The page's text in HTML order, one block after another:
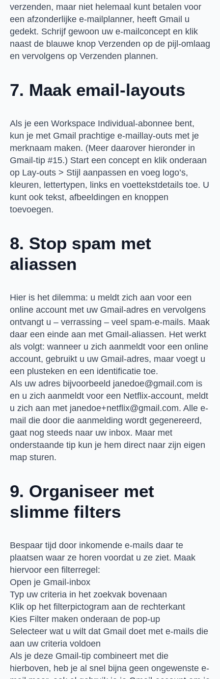
verzenden, maar niet helemaal kunt betalen voor
een afzonderlijke e-mailplanner, heeft Gmail u
gedekt. Schrijf gewoon uw e-mailconcept en klik
naast de blauwe knop Verzenden op de pijl-omlaag
en vervolgens op Verzenden plannen.
7. Maak email-layouts
Als je een Workspace Individual-abonnee bent,
kun je met Gmail prachtige e-maillay-outs met je
merknaam maken. (Meer daarover hieronder in
Gmail-tip #15.) Start een concept en klik onderaan
op Lay-outs > Stijl aanpassen en voeg logo’s,
kleuren, lettertypen, links en voettekstdetails toe. U
kunt ook tekst, afbeeldingen en knoppen
toevoegen.
8. Stop spam met
aliassen
Hier is het dilemma: u meldt zich aan voor een
online account met uw Gmail-adres en vervolgens
ontvangt u – verrassing – veel spam-e-mails. Maak
daar een einde aan met Gmail-aliassen. Het werkt
als volgt: wanneer u zich aanmeldt voor een online
account, gebruikt u uw Gmail-adres, maar voegt u
een plusteken en een identificatie toe.
Als uw adres bijvoorbeeld janedoe@gmail.com is
en u zich aanmeldt voor een Netflix-account, meldt
u zich aan met janedoe+netflix@gmail.com. Alle e-
mail die door die aanmelding wordt gegenereerd,
gaat nog steeds naar uw inbox. Maar met
onderstaande tip kun je hem direct naar zijn eigen
map sturen.
9. Organiseer met
slimme filters
Bespaar tijd door inkomende e-mails daar te
plaatsen waar ze horen voordat u ze ziet. Maak
hiervoor een filterregel:
Open je Gmail-inbox
Typ uw criteria in het zoekvak bovenaan
Klik op het filterpictogram aan de rechterkant
Kies Filter maken onderaan de pop-up
Selecteer wat u wilt dat Gmail doet met e-mails die
aan uw criteria voldoen
Als je deze Gmail-tip combineert met die
hierboven, heb je al snel bijna geen ongewenste e-